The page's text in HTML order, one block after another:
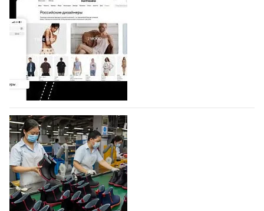
Shoes
Компания BALLINA Guangzhou Lihuang Footwear
Co., Ltd., основанная в 2011 году и расположенная в
Гуанчжоу, столице моды Китая, является
профессиональной обувной компанией,
объединяющей разработку, производство и…
07.08.2026 513
На платформе Lamoda - новый раздел и
условия продвижения локальных
дизайнерских марок
Российский маркетплейс Lamoda решил обновить
раздел для продажи продукции локальных